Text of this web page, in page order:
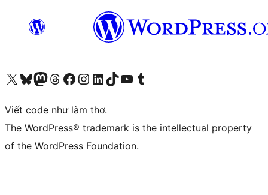
Truy cập tài khoản X (trước đây là Twitter) của chúng tôiVisit our Bluesky account
Visit our Mastodon account
Visit our Threads account
Xem trang Facebook của chúng tôiTruy cập tài khoản Instagram của chúng tôiTruy cập tài khoản LinkedIn của chúng tôiVisit our TikTok account
Truy cập kênh YouTube của chúng tôi Visit our Tumblr account
Viết code như làm thơ.
The WordPress® trademark is the intellectual property
of the WordPress Foundation.